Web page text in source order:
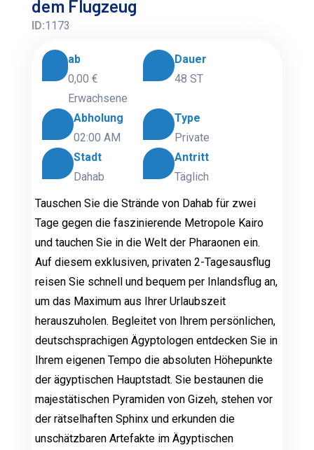
dem Flugzeug
ID:1173
ab
0,00 €
Erwachsene
Dauer
48 ST
Abholung
02:00 AM
Type
Private
Stadt
Dahab
Antritt
Täglich
Tauschen Sie die Strände von Dahab für zwei
Tage gegen die faszinierende Metropole Kairo
und tauchen Sie in die Welt der Pharaonen ein.
Auf diesem exklusiven, privaten 2-Tagesausflug
reisen Sie schnell und bequem per Inlandsflug an,
um das Maximum aus Ihrer Urlaubszeit
herauszuholen. Begleitet von Ihrem persönlichen,
deutschsprachigen Ägyptologen entdecken Sie in
Ihrem eigenen Tempo die absoluten Höhepunkte
der ägyptischen Hauptstadt. Sie bestaunen die
majestätischen Pyramiden von Gizeh, stehen vor
der rätselhaften Sphinx und erkunden die
unschätzbaren Artefakte im Ägyptischen